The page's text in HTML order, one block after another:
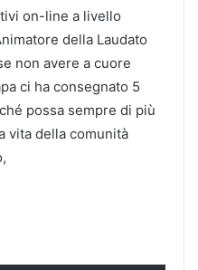
on-line a livello
della Laudato
non avere a cuore
ci ha consegnato 5
possa sempre di più
vita della comunità